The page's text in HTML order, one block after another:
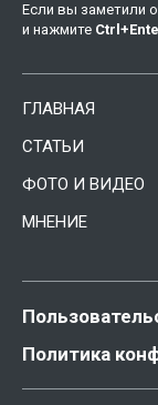
Если вы заметили
и нажмите Ctrl +
ГЛАВНАЯ
СТАТЬИ
ФОТО И ВИДЕО
МНЕНИЕ
Политика